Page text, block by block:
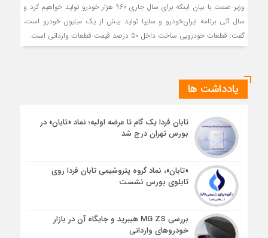
وزیر صمت با بیان اینکه برای سال جاری 960 هزار خودرو تولید خواهیم کرد و
سال آتی برنامه ایران‌خودرو و سایپا تولید بیش از یک میلیون خودرو است،
گفت: قطعات خودرویی ساخت داخل 50 درصد قیمت قطعات وارداتی است.
یادداشت ها
تابان فردا یک گام تا عرضه اولیه؛ نماد «تابان» در
بورس تهران درج شد
«تابان»، نماد گروه پتروشیمی تابان فردا روی
تابلوی بورس نشست
بررسی MG ZS هیبرید و جایگاه آن در بازار
خودروهای وارداتی